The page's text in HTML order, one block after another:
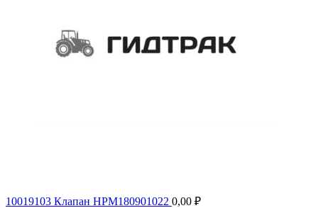
10019103 Клапан HPM180901022 0,00 ₽